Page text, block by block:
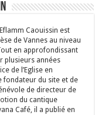
Caouissin est
de Vannes au niveau
en approfondissant
plusieurs années
de l’Eglise en
fondateur du site et de
de directeur de
du cantique
Café, il a publié en